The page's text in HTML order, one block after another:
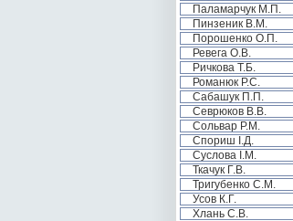
Паламарчук М.П.
Пинзеник В.М.
Порошенко О.П.
Ревега О.В.
Ричкова Т.Б.
Романюк Р.С.
Сабашук П.П.
Севрюков В.В.
Сольвар Р.М.
Спориш І.Д.
Суслова І.М.
Ткачук Г.В.
Тригубенко С.М.
Усов К.Г.
Хлань С.В.